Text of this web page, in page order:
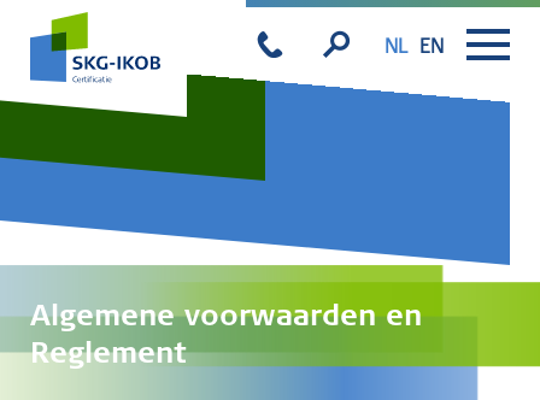
NL EN
Algemene voorwaarden en
Reglement